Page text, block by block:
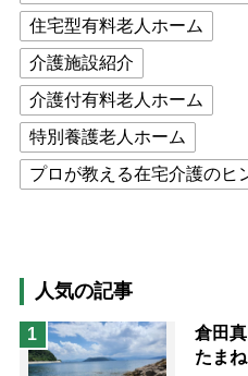
住宅型有料老人ホーム
介護施設紹介
介護付有料老人ホーム
特別養護老人ホーム
プロが教える在宅介護のヒ
猫が母になつきません
息子の遠距離介護サバイバ
兄がボケました
便利な
人気の記事
1
倉田
たま